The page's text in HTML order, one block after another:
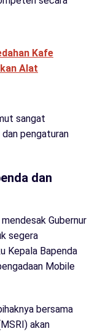
Kafe
Alat
sangat
pengaturan
dan
Gubernur
segera
Kepala Bapenda
Mobile
bersama
akan